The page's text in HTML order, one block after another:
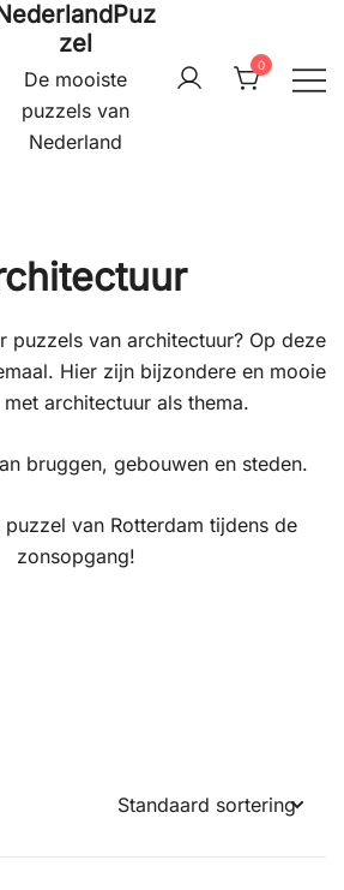
zel
De mooiste
puzzels van
Nederland
0
puzzels van architectuur? Op deze
Hier zijn bijzondere en mooie
architectuur als thema.
bruggen, gebouwen en steden.
van Rotterdam tijdens de
zonsopgang!